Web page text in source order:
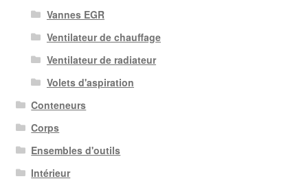
Vannes EGR
Ventilateur de chauffage
Ventilateur de radiateur
Volets d'aspiration
Conteneurs
Corps
Ensembles d'outils
Intérieur